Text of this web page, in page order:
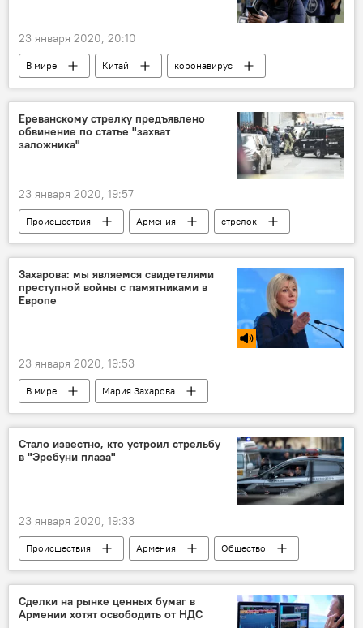
23 января 2020, 20:10
В мире Китай
коронавирус
Коронавирус в Армении
Ереванскому стрелку предъявлено
обвинение по статье "захват
заложника"
23 января 2020, 19:57
Происшествия Армения
стрелок
заложник
Ереван
Стрельба в "Эребуни плаза"
Захарова: мы являемся свидетелями
преступной войны с памятниками в
Европе
23 января 2020, 19:53
В мире
Мария Захарова
памятники
Голос
Стало известно, кто устроил стрельбу
в "Эребуни плаза"
23 января 2020, 19:33
Происшествия Армения
Общество
стрельба
"Эребуни плаза"
сведения
Новости Армения
Сделки на рынке ценных бумаг в
Армении хотят освободить от НДС